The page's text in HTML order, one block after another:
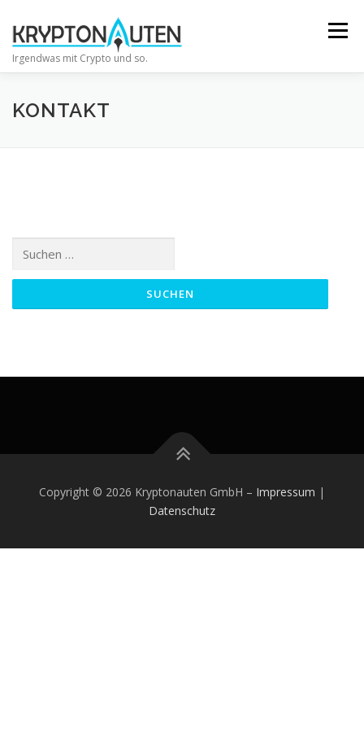
zum
Inhalt
Irgendwas mit Crypto und so.
Menü
KONTAKT
nach:
Copyright © 2026 Kryptonauten GmbH – Impressum |
Datenschutz